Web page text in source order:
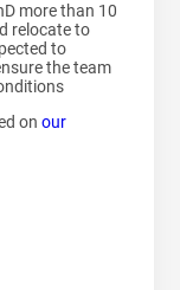
more than 10
relocate to
to
the team
on our